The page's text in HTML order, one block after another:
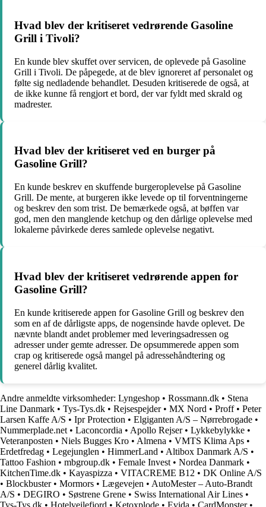
Hvad blev der kritiseret vedrørende Gasoline
Grill i Tivoli?
En kunde blev skuffet over servicen, de oplevede på Gasoline
Grill i Tivoli. De påpegede, at de blev ignoreret af personalet og
følte sig nedladende behandlet. Desuden kritiserede de også, at
de ikke kunne få rengjort et bord, der var fyldt med skrald og
madrester.
Hvad blev der kritiseret ved en burger på
Gasoline Grill?
En kunde beskrev en skuffende burgeroplevelse på Gasoline
Grill. De mente, at burgeren ikke levede op til forventningerne
og beskrev den som trist. De bemærkede også, at bøffen var
god, men den manglende ketchup og den dårlige oplevelse med
lokalerne påvirkede deres samlede oplevelse negativt.
Hvad blev der kritiseret vedrørende appen for
Gasoline Grill?
En kunde kritiserede appen for Gasoline Grill og beskrev den
som en af de dårligste apps, de nogensinde havde oplevet. De
nævnte blandt andet problemer med leveringsadressen og
adresser under gemte adresser. De opsummerede appen som
crap og kritiserede også mangel på adressehåndtering og
generel dårlig kvalitet.
Andre anmeldte virksomheder: Lyngeshop • Rossmann.dk • Stena
Line Danmark • Tys-Tys.dk • Rejsespejder• MX Nord • Proff• Peter
Larsen Kaffe A/S • Ipr Protection • Elgiganten A/S – Nørrebrogade •
Nummerplade.net • Laconcordia • Apollo Rejser• Lykkebylykke •
Veteranposten • Niels Bugges Kro • Almena • VMTS Klima Aps •
Erdetfredag • Legejunglen • HimmerLand • Altibox Danmark A/S •
Tattoo Fashion • mbgroup.dk • Female Invest • Nordea Danmark •
KitchenTime.dk • Kayaspizza • VITACREME B12 • DK Online A/S
• Blockbuster• Mormors • Lægevejen • AutoMester – Auto-Brandt
A/S • DEGIRO • Søstrene Grene • Swiss International Air Lines •
Tys-Tys.dk • Hotelvejlefjord • Ketoxplode • Evida • CardMonster•